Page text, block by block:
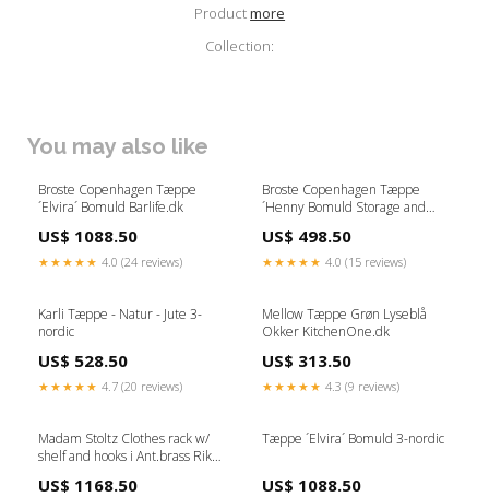
Productmore
Collection:
You may also like
Broste Copenhagen Tæppe
´Elvira´ Bomuld Barlife.dk
US$ 1088.50
★★★★★ 4.0 (24 reviews)
Broste Copenhagen Tæppe
´Henny Bomuld Storage and
US$ 498.50
★★★★★ 4.0 (15 reviews)
Karli Tæppe - Natur - Jute 3-
nordic
US$ 528.50
★★★★★ 4.7 (20 reviews)
Mellow Tæppe Grøn Lyseblå
Okker KitchenOne.dk
US$ 313.50
★★★★★ 4.3 (9 reviews)
Madam Stoltz Clothes rack w/
shelf and hooks i Ant.brass Rikki
US$ 1168.50
Tæppe ´Elvira´ Bomuld 3-nordic
US$ 1088.50